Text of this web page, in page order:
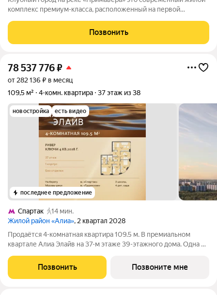
комплекс премиум-класса, расположенный на первой
Покровское-Стрешнево. Под панорамными окнами квартир
находится собственный экопарк с
Позвонить
78 537 776₽
от 282 136 ₽ в месяц
109,5 м²
4-комн. квартира 37 этаж из 38
новостройка есть видео
последнее предложение
Спартак
14 мин.
Жилой район «Алиа», 2 квартал 2028
Продаётся 4-комнатная квартира 109.5 м. В премиальном
квартале Алиа Элайв на 37-м этаже 39-этажного дома. Одна из
премиальный квартал Алиа Элайв. Это две башни LIGHTHOUSE
от бюро APEX на первой
Позвонить Позвоните мне